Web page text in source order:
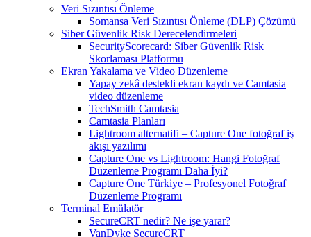
Veri Sızıntısı Önleme
Somansa Veri Sızıntısı Önleme (DLP) Çözümü
Siber Güvenlik Risk Derecelendirmeleri
SecurityScorecard: Siber Güvenlik Risk
Skorlaması Platformu
Ekran Yakalama ve Video Düzenleme
Yapay zekâ destekli ekran kaydı ve Camtasia
video düzenleme
TechSmith Camtasia
Camtasia Planları
Lightroom alternatifi – Capture One fotoğraf iş
akışı yazılımı
Capture One vs Lightroom: Hangi Fotoğraf
Düzenleme Programı Daha İyi?
Capture One Türkiye – Profesyonel Fotoğraf
Düzenleme Programı
Terminal Emülatör
SecureCRT nedir? Ne işe yarar?
VanDyke SecureCRT